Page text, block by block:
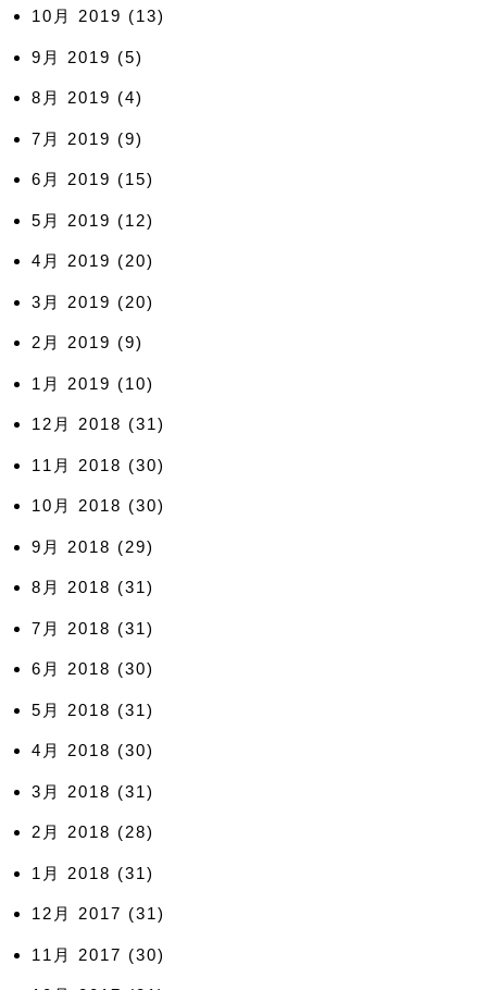
10月 2019 (13)
9月 2019 (5)
8月 2019 (4)
7月 2019 (9)
6月 2019 (15)
5月 2019 (12)
4月 2019 (20)
3月 2019 (20)
2月 2019 (9)
1月 2019 (10)
12月 2018 (31)
11月 2018 (30)
10月 2018 (30)
9月 2018 (29)
8月 2018 (31)
7月 2018 (31)
6月 2018 (30)
5月 2018 (31)
4月 2018 (30)
3月 2018 (31)
2月 2018 (28)
1月 2018 (31)
12月 2017 (31)
11月 2017 (30)